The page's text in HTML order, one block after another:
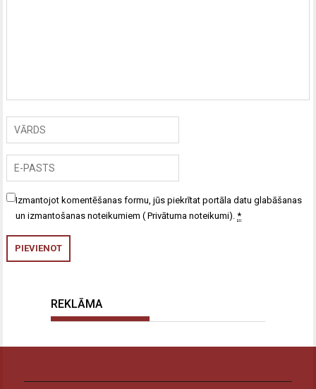
Izmantojot komentēšanas formu, jūs piekrītat portāla datu glabāšanas
un izmantošanas noteikumiem ( Privātuma noteikumi).*
REKLĀMA